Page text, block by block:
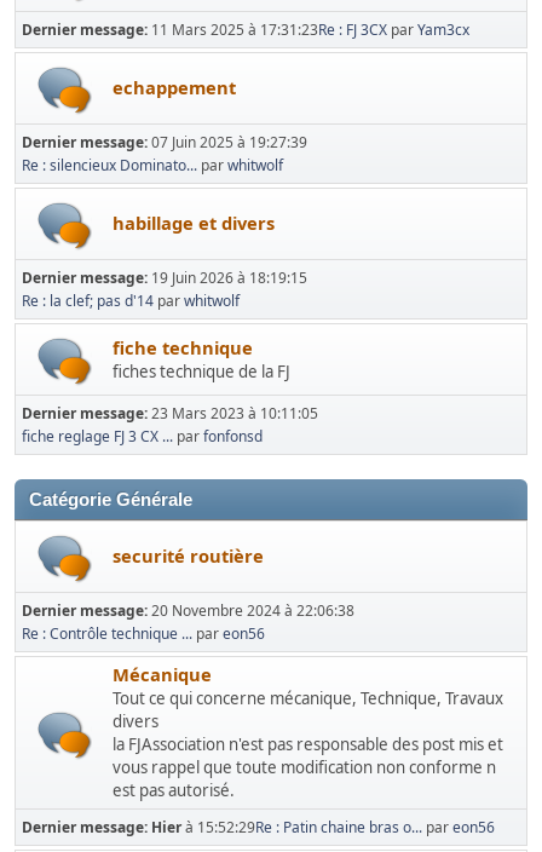
Dernier message: 11 Mars 2025 à 17:31:23Re : FJ 3CX parYam3cx
echappement
Dernier message:07 Juin 2025 à 19:27:39
Re : silencieux Dominato... parwhitwolf
habillage et divers
Dernier message: 19 Juin 2026 à 18:19:15
Re : la clef; pas d'14 parwhitwolf
fiche technique
fiches technique de la FJ
Dernier message:23 Mars 2023 à 10:11:05
fiche reglage FJ 3 CX ... parfonfonsd
Catégorie Générale
securité routière
Dernier message:20 Novembre 2024 à 22:06:38
Re : Contrôle technique ... pareon56
Mécanique
Tout ce qui concerne mécanique, Technique, Travaux
divers
la FJAssociation n'est pas responsable des post mis et
vous rappel que toute modification non conforme n
est pas autorisé.
Dernier message: Hierà 15:52:29Re : Patin chaine bras o... pareon56